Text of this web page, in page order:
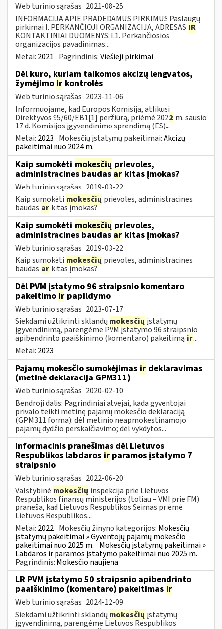
Web turinio sąrašas 2021-08-25
INFORMACIJA APIE PRADEDAMUS PIRKIMUS Paslaugų
pirkimai I. PERKANČIOJI ORGANIZACIJA, ADRESAS IR
KONTAKTINIAI DUOMENYS: I.1. Perkančiosios
organizacijos pavadinimas...
Metai: 2021 Pagrindinis:Viešieji pirkimai
Dėl kuro, kuriam taikomos akcizų lengvatos,
žymėjimo ir kontrolės
Web turinio sąrašas 2023-11-06
Informuojame, kad Europos Komisija, atlikusi
Direktyvos 95/60/EB1[1] peržiūrą, priėmė 2022 m. sausio
17 d. Komisijos įgyvendinimo sprendimą (ES)...
Metai: 2023 Mokesčių įstatymų pakeitimai:Akcizų
pakeitimai nuo 2024 m.
Kaip sumokėti mokesčių prievoles,
administracines baudasar kitas įmokas?
Web turinio sąrašas 2019-03-22
Kaip sumokėti mokesčių prievoles, administracines
baudas ar kitas įmokas?
Kaip sumokėti mokesčių prievoles,
administracines baudasar kitas įmokas?
Web turinio sąrašas 2019-03-22
Kaip sumokėti mokesčių prievoles, administracines
baudas ar kitas įmokas?
Dėl PVM įstatymo 96 straipsnio komentaro
pakeitimo ir papildymo
Web turinio sąrašas 2023-07-17
Siekdami užtikrinti sklandų mokesčių įstatymų
įgyvendinimą, parengėme PVM įstatymo 96 straipsnio
apibendrinto paaiškinimo (komentaro) pakeitimą ir...
Metai: 2023
Pajamų mokesčio sumokėjimas ir deklaravimas
(metinė deklaracija GPM311)
Web turinio sąrašas 2020-02-10
Bendroji dalis: Pagrindiniai atvejai, kada gyventojai
privalo teikti metinę pajamų mokesčio deklaraciją
(GPM311 forma): dėl metinio neapmokestinamojo
pajamų dydžio perskaičiavimo; dėl vykdytos...
Informacinis pranešimas dėl Lietuvos
Respublikos labdaros ir paramos įstatymo 7
straipsnio
Web turinio sąrašas 2022-06-20
Valstybinė mokesčių inspekcija prie Lietuvos
Respublikos finansų ministerijos (toliau – VMI prie FM)
praneša, kad Lietuvos Respublikos Seimas priėmė
Lietuvos Respublikos...
Metai: 2022 Mokesčių žinyno kategorijos: Mokesčių
įstatymų pakeitimai » Gyventojų pajamų mokesčio
pakeitimai nuo 2025 m. Mokesčių įstatymų pakeitimai »
Labdaros ir paramos įstatymo pakeitimai nuo 2025 m.
Pagrindinis: Mokesčio naujiena
LR PVM įstatymo 50 straipsnio apibendrinto
paaiškinimo (komentaro) pakeitimas ir
Web turinio sąrašas 2024-12-09
Siekdami užtikrinti sklandų mokesčių įstatymų
įgyvendinimą, parengėme Lietuvos Respublikos